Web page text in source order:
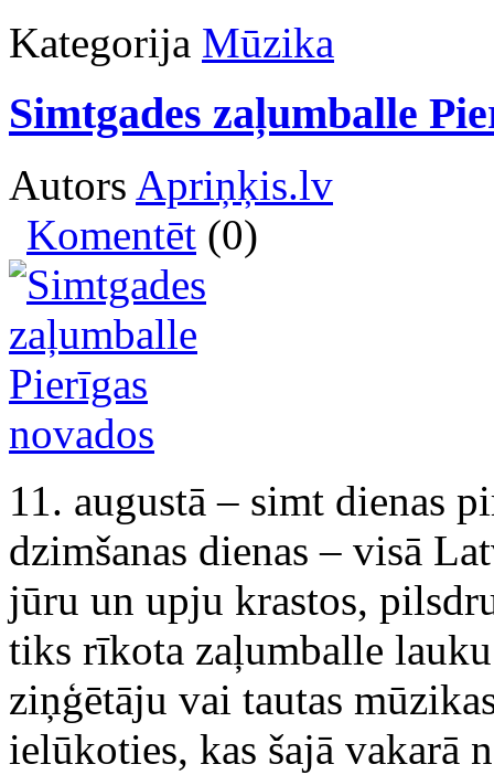
Kategorija Mūzika
Simtgades zaļumballe
Autors Apriņķis.lv
Komentēt (0)
11. augustā – simt dienas
dzimšanas dienas – visā
jūru un upju krastos,
tiks rīkota zaļumballe
ziņģētāju vai tautas
ielūkoties, kas šajā vakarā